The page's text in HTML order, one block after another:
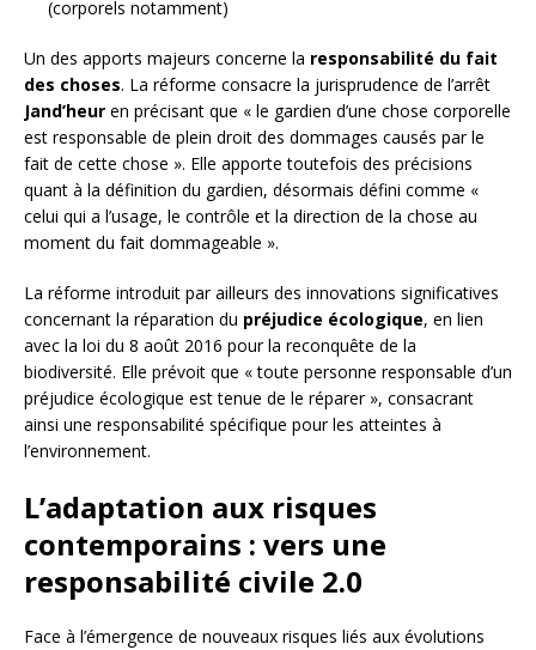
(corporels notamment)
Un des apports majeurs concerne la responsabilité du fait
des choses. La réforme consacre la jurisprudence de l’arrêt
Jand’heur en précisant que « le gardien d’une chose corporelle
est responsable de plein droit des dommages causés par le
fait de cette chose ». Elle apporte toutefois des précisions
quant à la définition du gardien, désormais défini comme «
celui qui a l’usage, le contrôle et la direction de la chose au
moment du fait dommageable ».
La réforme introduit par ailleurs des innovations significatives
concernant la réparation du préjudice écologique, en lien
avec la loi du 8 août 2016 pour la reconquête de la
biodiversité. Elle prévoit que « toute personne responsable d’un
préjudice écologique est tenue de le réparer », consacrant
ainsi une responsabilité spécifique pour les atteintes à
l’environnement.
L’adaptation aux risques
contemporains : vers une
responsabilité civile 2.0
Face à l’émergence de nouveaux risques liés aux évolutions